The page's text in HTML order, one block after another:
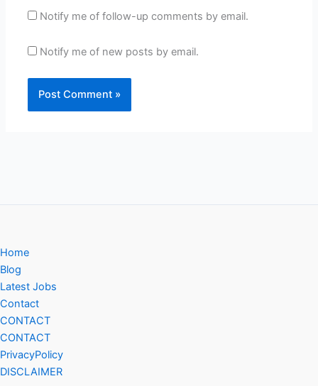
Notify me of follow-up comments by email.
Notify me of new posts by email.
Home
Blog
Latest Jobs
Contact
CONTACT
CONTACT
PrivacyPolicy
DISCLAIMER